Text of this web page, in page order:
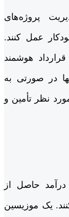
پروژه‌های
عمل کنند.
هوشمند
در صورتی به
نظر تأمین و
درآمد حاصل از
یک موزیسین